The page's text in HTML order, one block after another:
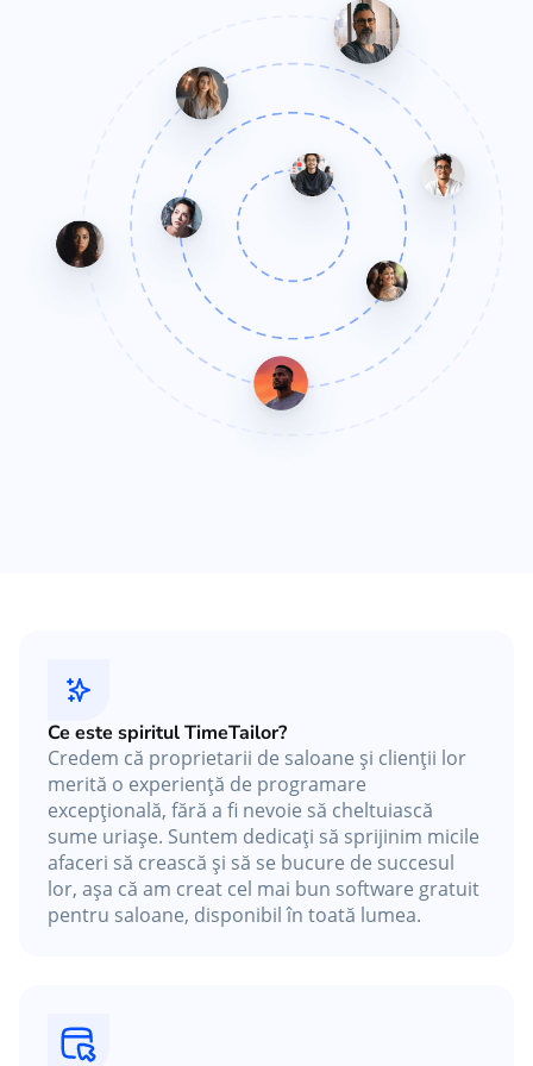
Ce este spiritul TimeTailor?
Credem că proprietarii de saloane și clienții lor
merită o experiență de programare
excepțională, fără a fi nevoie să cheltuiască
sume uriașe. Suntem dedicați să sprijinim micile
afaceri să crească și să se bucure de succesul
lor, așa că am creat cel mai bun software gratuit
pentru saloane, disponibil în toată lumea.